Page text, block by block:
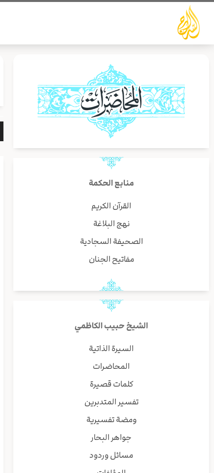
تخطي
المحتوى
منابع الحكمة
القرآن الكريم
نهج البلاغة
الصحيفة السجادية
مفاتيح الجنان
الشيخ حبيب الكاظمي
السيرة الذاتية
المحاضرات
كلمات قصيرة
تفسير المتدبرين
ومضة تفسيرية
جواهر البحار
مسائل وردود